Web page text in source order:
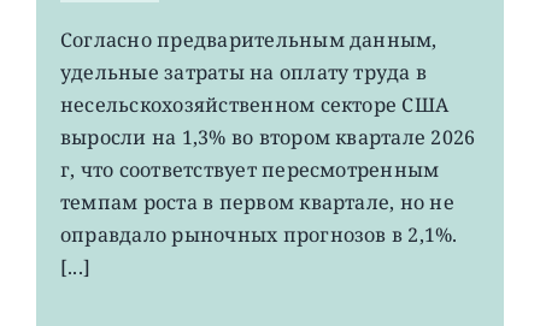
Затраты
рабочую
силу
США
выросли
ожиданий
Согласно предварительным данным,
удельные затраты на оплату труда в
несельскохозяйственном секторе США
выросли на 1,3% во втором квартале 2026
г, что соответствует пересмотренным
темпам роста в первом квартале, но не
оправдало рыночных прогнозов в 2,1%.
[...]